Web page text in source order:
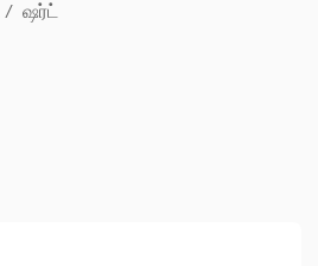
/ ஷர்ட்